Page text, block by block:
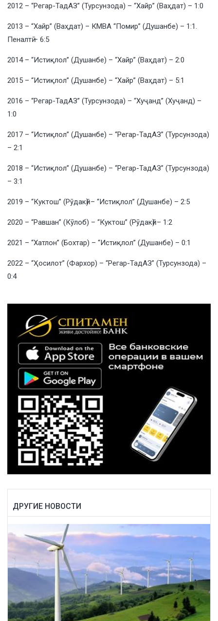
2012 – “Регар-ТадАЗ” (Турсунзода) – “Хайр” (Ваҳдат) – 1:0
2013 – “Хайр” (Ваҳдат) – КМВА “Помир” (Душанбе) – 1:1.
Пеналтӣ – 6:5
2014 – “Истиқлол” (Душанбе) – “Хайр” (Ваҳдат) – 2:0
2015 – “Истиқлол” (Душанбе) – “Хайр” (Ваҳдат) – 5:1
2016 – “Регар-ТадАЗ” (Турсунзода) – “Хуҷанд” (Хуҷанд) –
1:0
2017 – “Истиқлол” (Душанбе) – “Регар-ТадАЗ” (Турсунзода)
– 2:1
2018 – “Истиқлол” (Душанбе) – “Регар-ТадАЗ” (Турсунзода)
– 3:1
2019 – “Куктош” (Рӯдакӣ) – “Истиқлол” (Душанбе) – 2:5
2020 – “Равшан” (Кӯлоб) – “Куктош” (Рӯдакӣ) – 1:2
2021 – “Хатлон” (Бохтар) – “Истиқлол” (Душанбе) – 0:1
2022 – “Ҳосилот” (Фархор) – “Регар-ТадАЗ” (Турсунзода) –
0:4
ДРУГИЕ НОВОСТИ